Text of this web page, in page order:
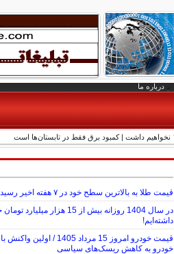
درباره ما
قیمت طلا به بالاترین سطح خود در ۷ هفته اخیر رسید،
در سال 1404 روزانه بیش از 15 هزار
داشته‌ایم!
قیمت خودرو امروز 15 مرداد 1405 / اولین
خودرو به کاهش ریسک‌های سیاسی